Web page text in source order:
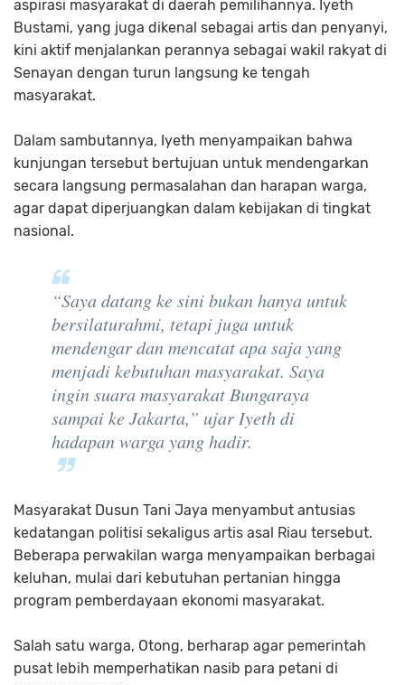
aspirasi masyarakat di daerah pemilihannya. Iyeth
Bustami, yang juga dikenal sebagai artis dan penyanyi,
kini aktif menjalankan perannya sebagai wakil rakyat di
Senayan dengan turun langsung ke tengah
masyarakat.
Dalam sambutannya, Iyeth menyampaikan bahwa
kunjungan tersebut bertujuan untuk mendengarkan
secara langsung permasalahan dan harapan warga,
agar dapat diperjuangkan dalam kebijakan di tingkat
nasional.
“Saya datang ke sini bukan hanya untuk
bersilaturahmi, tetapi juga untuk
mendengar dan mencatat apa saja yang
menjadi kebutuhan masyarakat. Saya
ingin suara masyarakat Bungaraya
sampai ke Jakarta,” ujar Iyeth di
hadapan warga yang hadir.
Masyarakat Dusun Tani Jaya menyambut antusias
kedatangan politisi sekaligus artis asal Riau tersebut.
Beberapa perwakilan warga menyampaikan berbagai
keluhan, mulai dari kebutuhan pertanian hingga
program pemberdayaan ekonomi masyarakat.
Salah satu warga, Otong, berharap agar pemerintah
pusat lebih memperhatikan nasib para petani di